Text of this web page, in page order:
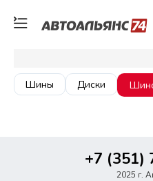
Шины Диски
+7 (351)
2025 г.